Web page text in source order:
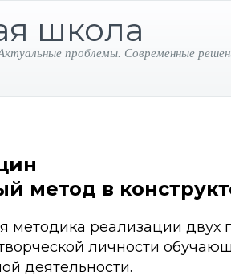
школа
проблемы. Современные
метод в
методика реализации двух
личности
деятельности.